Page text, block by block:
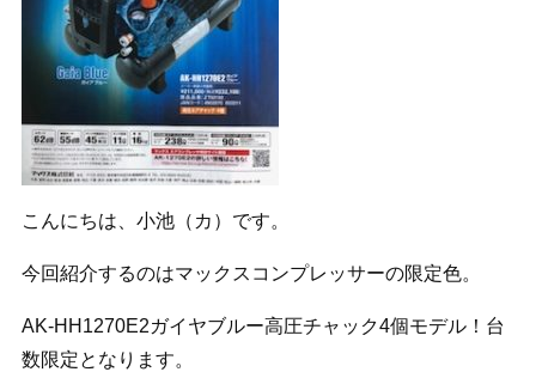
こんにちは、小池（カ）です。
今回紹介するのはマックスコンプレッサーの限定色。
AK-HH1270E2ガイヤブルー高圧チャック4個モデル！台
数限定となります。